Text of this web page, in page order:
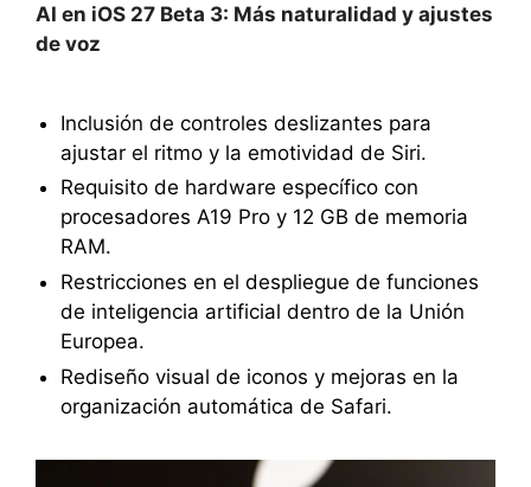
AI en iOS 27 Beta 3: Más naturalidad y ajustes
de voz
Inclusión de controles deslizantes para
ajustar el ritmo y la emotividad de Siri.
Requisito de hardware específico con
procesadores A19 Pro y 12 GB de memoria
RAM.
Restricciones en el despliegue de funciones
de inteligencia artificial dentro de la Unión
Europea.
Rediseño visual de iconos y mejoras en la
organización automática de Safari.